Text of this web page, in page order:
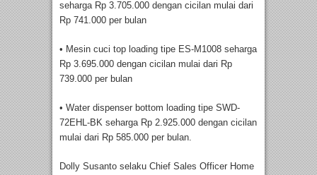
seharga Rp 3.705.000 dengan cicilan mulai dari
Rp 741.000 per bulan
• Mesin cuci top loading tipe ES-M1008 seharga
Rp 3.695.000 dengan cicilan mulai dari Rp
739.000 per bulan
• Water dispenser bottom loading tipe SWD-
72EHL-BK seharga Rp 2.925.000 dengan cicilan
mulai dari Rp 585.000 per bulan.
Dolly Susanto selaku Chief Sales Officer Home